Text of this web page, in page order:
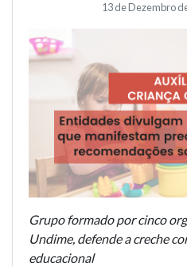
13 de Dezembro
Grupo formado por cinco
Undime, defende a creche
educacional